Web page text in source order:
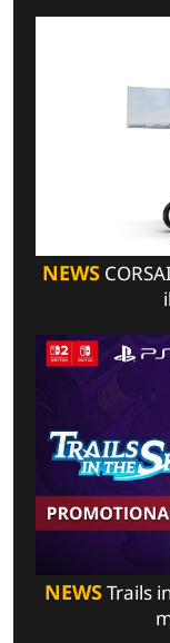
NEWS
NEWSTrails